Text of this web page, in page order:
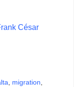
César
, migration,